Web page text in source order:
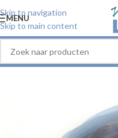
Skip to navigation
Skip to main content
MENU